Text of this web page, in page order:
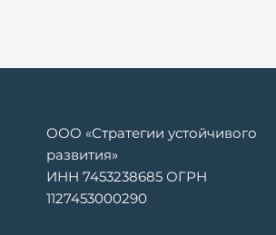
ООО «Стратегии устойчивого
развития»
ИНН 7453238685 ОГРН
1127453000290